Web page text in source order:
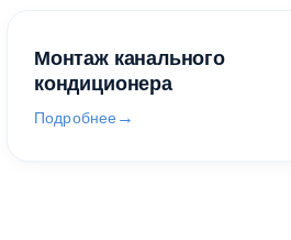
Монтаж канального
кондиционера
Подробнее